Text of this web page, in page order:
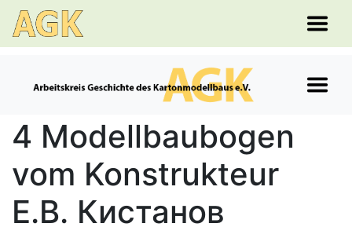
4 Modellbaubogen
vom Konstrukteur
E.B. Кистанов